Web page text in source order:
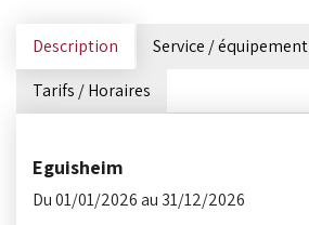
Description
Service / équipement
Tarifs / Horaires
Eguisheim
Du 01/01/2026 au 31/12/2026